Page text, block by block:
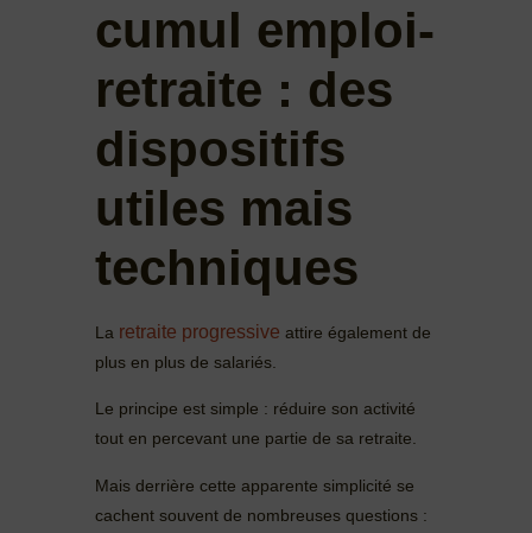
cumul emploi-
retraite : des
dispositifs
utiles mais
techniques
La retraite progressive attire également de
plus en plus de salariés.
Le principe est simple : réduire son activité
tout en percevant une partie de sa retraite.
Mais derrière cette apparente simplicité se
cachent souvent de nombreuses questions :